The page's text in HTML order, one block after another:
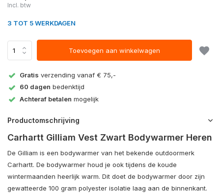
Incl. btw
3 TOT 5 WERKDAGEN
Toevoegen aan winkelwagen
Gratis verzending vanaf € 75,-
60 dagen bedenktijd
Achteraf betalen mogelijk
Productomschrijving
Carhartt Gilliam Vest Zwart Bodywarmer Heren
De Gilliam is een bodywarmer van het bekende outdoormerk
Carhartt. De bodywarmer houd je ook tijdens de koude
wintermaanden heerlijk warm. Dit doet de bodywarmer door zijn
gewatteerde 100 gram polyester isolatie laag aan de binnenkant.